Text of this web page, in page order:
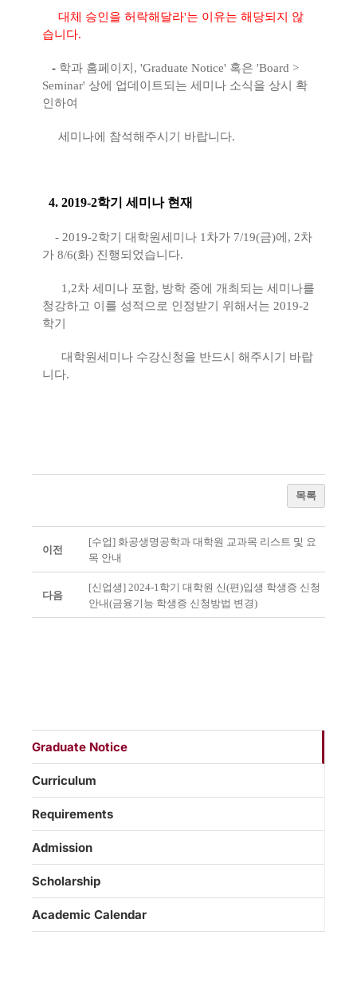
대체 승인을 허락해달라'는 이유는 해당되지 않
습니다.
- 학과 홈페이지, 'Graduate Notice' 혹은 'Board >
Seminar' 상에 업데이트되는 세미나 소식을 상시 확
인하여
세미나에 참석해주시기 바랍니다.
4. 2019-2학기 세미나 현재
- 2019-2학기 대학원세미나 1차가 7/19(금)에, 2차
가 8/6(화) 진행되었습니다.
1,2차 세미나 포함, 방학 중에 개최되는 세미나를
청강하고 이를 성적으로 인정받기 위해서는 2019-2
학기
대학원세미나 수강신청을 반드시 해주시기 바랍
니다.
목록
이전
[수업] 화공생명공학과 대학원 교과목 리스트 및 요
목 안내
다음
[신업생] 2024-1학기 대학원 신(편)입생 학생증 신청
안내(금융기능 학생증 신청방법 변경)
Graduate Notice
Curriculum
Requirements
Admission
Scholarship
Academic Calendar